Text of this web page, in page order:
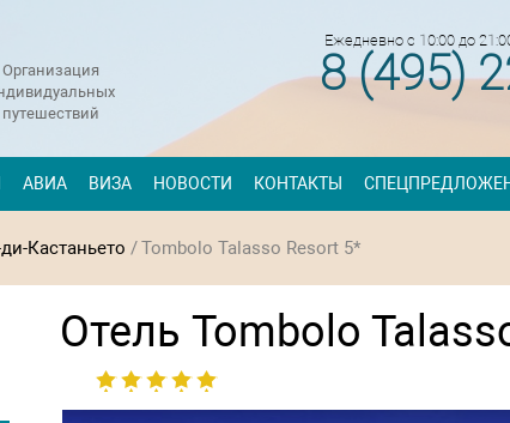
Организация
путешествий
Ежедневно с 10:00 до
8 (495)
АВИА ВИЗА НОВОСТИ КОНТАКТЫ
Кастаньето /Tombolo Talasso Resort 5*
Отель Tombolo